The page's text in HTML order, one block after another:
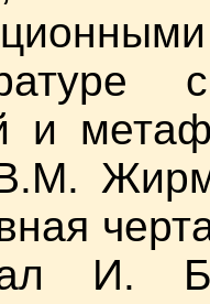
и
И.